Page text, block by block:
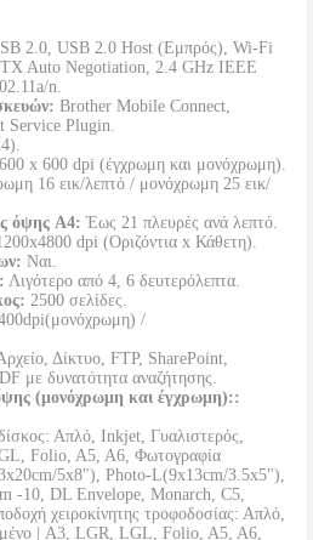
2.0, USB 2.0 Host (Εμπρός), Wi-Fi
Auto Negotiation, 2.4 GHz IEEE
n.
Brother Mobile Connect,
Service Plugin.
x 600 dpi (έγχρωμη και μονόχρωμη).
16 εικ/λεπτό / μονόχρωμη 25 εικ/
όψης A4: Έως 21 πλευρές ανά λεπτό.
dpi (Οριζόντια x Κάθετη).
Ναι.
Λιγότερο από 4, 6 δευτερόλεπτα.
2500 σελίδες.
/
Δίκτυο, FTP, SharePoint,
με δυνατότητα αναζήτησης.
(μονόχρωμη και έγχρωμη)::
Απλό, Inkjet, Γυαλιστερός,
Folio, A5, A6, Φωτογραφία
5x8"), Photo-L(9x13cm/3.5x5"),
-10, DL Envelope, Monarch, C5,
χειροκίνητης τροφοδοσίας: Απλό,
| A3, LGR, LGL, Folio, A5, A6,